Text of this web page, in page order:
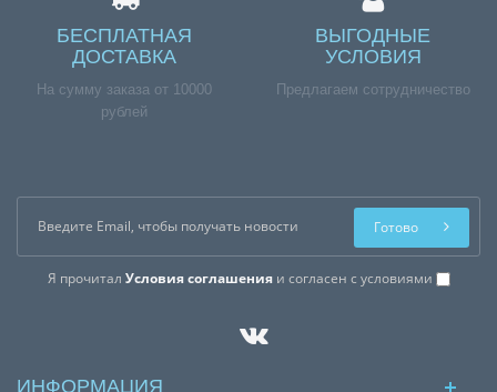
БЕСПЛАТНАЯ
ДОСТАВКА
На сумму заказа от 10000
рублей
ВЫГОДНЫЕ
УСЛОВИЯ
Предлагаем сотрудничество
Я прочитал Условия соглашенияи согласен с условиями
Готово
ИНФОРМАЦИЯ